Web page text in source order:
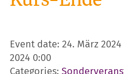
Event date: 24. März
2024 0:00